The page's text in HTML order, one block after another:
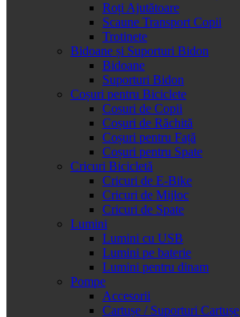
Roți Ajutătoare
Scaune Transport Copii
Trotinete
Bidoane și Suporturi Bidon
Bidoane
Suporturi Bidon
Coșuri pentru Biciclete
Cosuri de Copii
Coșuri de Răchită
Coșuri pentru Față
Coșuri pentru Spate
Cricuri Bicicletă
Cricuri de E-Bike
Cricuri de Mijloc
Cricuri de Spate
Lumini
Lumini cu USB
Lumini pe baterie
Lumini pentru dinam
Pompe
Accesorii
Cartușe / Suporturi Cartușe